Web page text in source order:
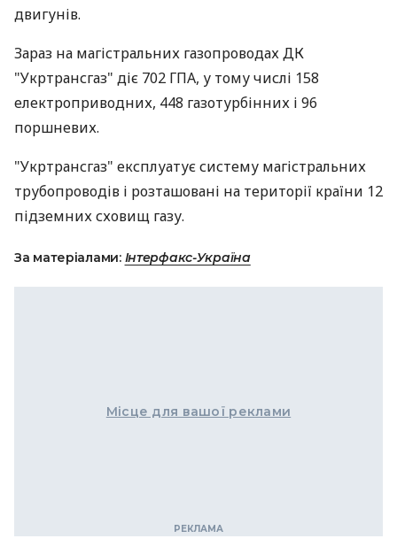
двигунів.
Зараз на магістральних газопроводах ДК
"Укртрансгаз" діє 702 ГПА, у тому числі 158
електроприводних, 448 газотурбінних і 96
поршневих.
"Укртрансгаз" експлуатує систему магістральних
трубопроводів і розташовані на території країни 12
підземних сховищ газу.
За матеріалами: Інтерфакс-Україна
Місце для вашої реклами